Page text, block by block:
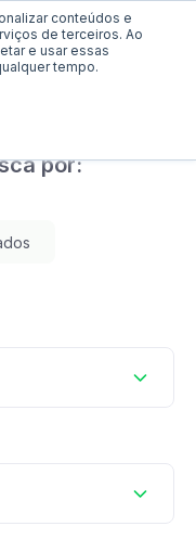
conteúdos e
de terceiros. Ao
e usar essas
tempo.
0
por: